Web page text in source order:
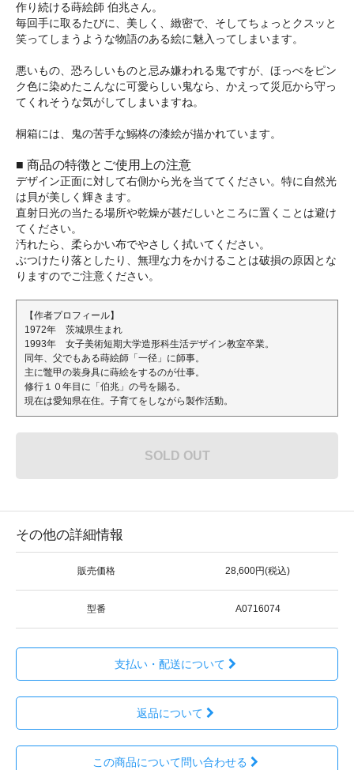
作り続ける蒔絵師 伯兆さん。
毎回手に取るたびに、美しく、緻密で、そしてちょっとクスッと
笑ってしまうような物語のある絵に魅入ってしまいます。
悪いもの、恐ろしいものと忌み嫌われる鬼ですが、ほっぺをピン
ク色に染めたこんなに可愛らしい鬼なら、かえって災厄から守っ
てくれそうな気がしてしまいますね。
桐箱には、鬼の苦手な鰯柊の漆絵が描かれています。
■ 商品の特徴とご使用上の注意
デザイン正面に対して右側から光を当ててください。特に自然光
は貝が美しく輝きます。
直射日光の当たる場所や乾燥が甚だしいところに置くことは避け
てください。
汚れたら、柔らかい布でやさしく拭いてください。
ぶつけたり落としたり、無理な力をかけることは破損の原因とな
りますのでご注意ください。
【作者プロフィール】
1972年 茨城県生まれ
1993年 女子美術短期大学造形科生活デザイン教室卒業。
同年、父でもある蒔絵師「一径」に師事。
主に鼈甲の装身具に蒔絵をするのが仕事。
修行１０年目に「伯兆」の号を賜る。
現在は愛知県在住。子育てをしながら製作活動。
SOLD OUT
その他の詳細情報
販売価格 28,600円(税込)
型番 A0716074
支払い・配送について
返品について
この商品について問い合わせる